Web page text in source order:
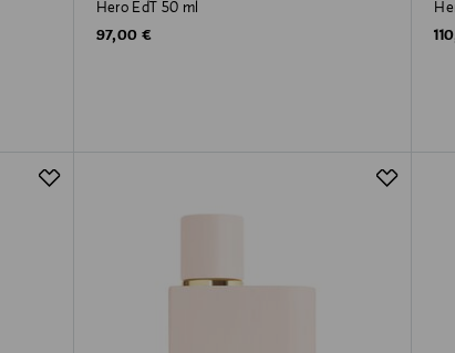
Hero EdT 50 ml
Original Price
97,00 €